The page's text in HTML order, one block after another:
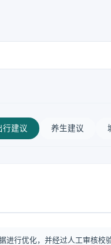
行建议 养生建议
行优化，并经过人工审核校